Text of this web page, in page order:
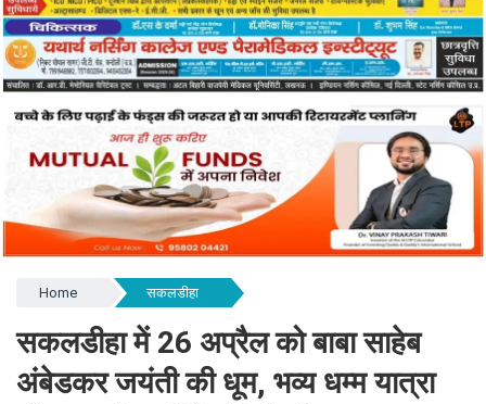
Home सकलडीहा
सकलडीहा में 26 अप्रैल को बाबा साहेब
अंबेडकर जयंती की धूम, भव्य धम्म यात्रा